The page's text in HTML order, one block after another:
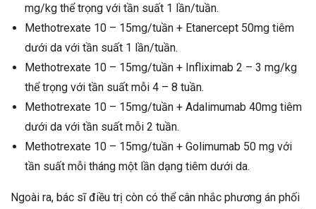
mg/kg thể trọng với tần suất 1 lần/tuần.
Methotrexate 10 – 15mg/tuần + Etanercept 50mg tiêm
dưới da với tần suất 1 lần/tuần.
Methotrexate 10 – 15mg/tuần + Infliximab 2 – 3 mg/kg
thể trọng với tần suất mỗi 4 – 8 tuần.
Methotrexate 10 – 15mg/tuần + Adalimumab 40mg tiêm
dưới da với tần suất mỗi 2 tuần.
Methotrexate 10 – 15mg/tuần + Golimumab 50 mg với
tần suất mỗi tháng một lần dạng tiêm dưới da.
Ngoài ra, bác sĩ điều trị còn có thể cân nhắc phương án phối